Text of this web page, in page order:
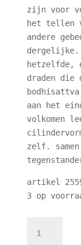
zijn voor
het tellen
andere
dergelijke.
hetzelfde,
draden die
aan het
volkomen
zelf.
artikel
3 op
armband